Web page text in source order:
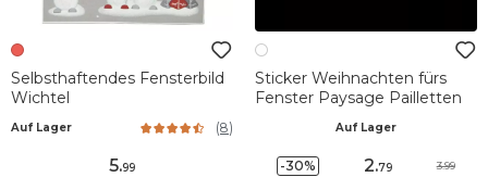
Selbsthaftendes Fensterbild
Wichtel
Auf Lager (8)
5.99
Sticker Weihnachten fürs
Fenster Paysage Pailletten
Auf Lager
-30% 2.79 3.99